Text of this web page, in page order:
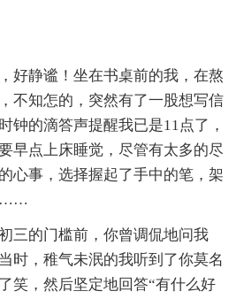
好静谧！坐在书桌前的我，在熬
不知怎的，突然有了一股想写信
钟的滴答声提醒我已是11点了，
早点上床睡觉，尽管有太多的尽
心事，选择握起了手中的笔，架
……
三的门槛前，你曾调侃地问我
，稚气未泯的我听到了你莫名
笑，然后坚定地回答“有什么好